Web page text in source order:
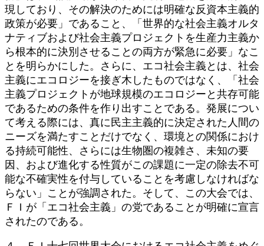
現しており、その解決のためには明確な反資本主義的
政策が必要」であること、「世界的な社会主義オルタ
ナティブおよび社会主義プロジェクトを生産力主義か
ら根本的に決別させることの両方が緊急に必要」なこ
とを明らかにした。さらに、エコ社会主義とは、社会
主義にエコロジーを接ぎ木したものではなく、「社会
主義プロジェクトが地球規模のエコロジーと共存可能
であるための条件を作り出すことである。発展につい
て考える際には、真に民主主義的に決定された人間の
ニーズを満たすことだけでなく、環境との関係におけ
る持続可能性、さらには生物圏の複雑さ、未知の要
因、および進化する性質がこの課題に一定の除去不可
能な不確実性を付与していることを考慮しなければな
らない」ことが強調された。そして、この大会では、
ＦＩが「エコ社会主義」の党であることが明確に宣言
されたのである。